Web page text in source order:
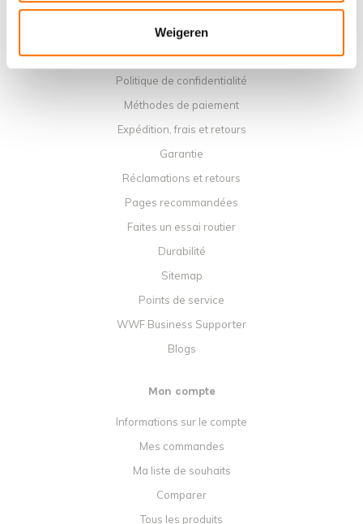
Weigeren
Manuels
Vidéos d'instruction
Termes et conditions
Politique de confidentialité
Méthodes de paiement
Expédition, frais et retours
Garantie
Réclamations et retours
Pages recommandées
Faites un essai routier
Durabilité
Sitemap
Points de service
WWF Business Supporter
Blogs
Mon compte
Informations sur le compte
Mes commandes
Ma liste de souhaits
Comparer
Tous les produits